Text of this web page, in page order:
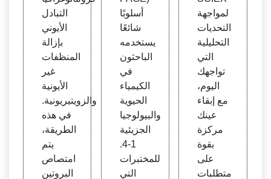
التبادل
الأيوني
بإزالة
المنظفات
غير
الأيونية
والزويتيريونية.
في هذه
الطريقة،
يتم
امتصاص
البروتين
عادة ا
ستخد
شرط
ة التج
ارية |
البروت
وكول
أسلوبًا
شائعًا
يستخدمه
الباحثون
في
الكيمياء
الحيوية
والبيولوجيا
الجزيئية
1-4.
للمختبرات
التي
لمواجهة
التحديات
التحليلية
التي
تواجهك
اليوم،
مع إبقاء
عينك
مركزة
بقوة
على
متطلبات